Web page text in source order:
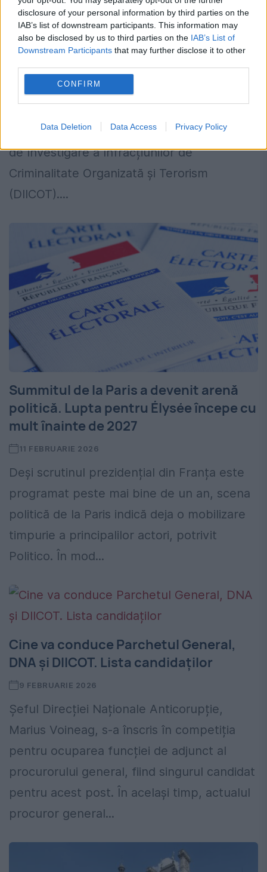
disclosure of your personal information by third parties on the
IAB’s list of downstream participants. This information may
also be disclosed by us to third parties on the IAB’s List of
Downstream Participants that may further disclose it to other
CONFIRM
Data Deletion Data Access Privacy Policy
marilor parchete. Cinci procurori intră
în cursa pentru conducerea DIICOT
25 FEBRUARIE 2026
Procesul de selecție pentru conducerea
marilor parchete continuă miercuri, odată
pentru funcția de procuror-șef al Direcția
de Investigare a Infracțiunilor de
Criminalitate Organizată și Terorism
(DIICOT)....
Summitul de la Paris a devenit arenă
politică. Lupta pentru Élysée începe cu
mult înainte de 2027
11 FEBRUARIE 2026
Deși scrutinul prezidențial din Franța este
programat peste mai bine de un an, scena
politică de la Paris indică deja o mobilizare
timpurie a principalilor actori, potrivit
Politico. În mod...
Cine va conduce Parchetul General,
DNA și DIICOT. Lista candidaților
9 FEBRUARIE 2026
Șeful Direcției Naționale Anticorupție,
Marius Voineag, s-a înscris în competiția
pentru ocuparea funcției de adjunct al
procurorului general, fiind singurul candidat
pentru acest post. În același timp, actualul
procuror general...